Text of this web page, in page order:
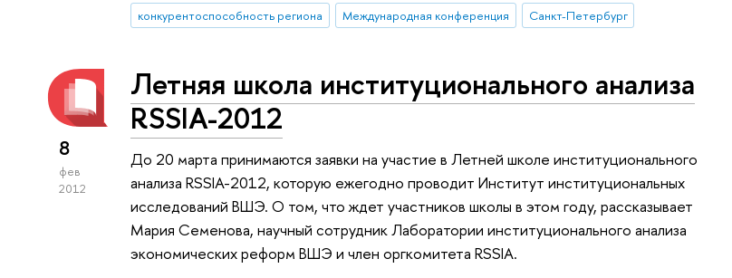
конкурентоспособность региона
Международная конференция Санкт-Петербург
8
фев
2012
Летняя школа институционального анализа
RSSIA-2012
До 20 марта принимаются заявки на участие в Летней школе институционального
анализа RSSIA-2012, которую ежегодно проводит Институт институциональных
исследований ВШЭ. О том, что ждет участников школы в этом году, рассказывает
Мария Семенова, научный сотрудник Лаборатории институционального анализа
экономических реформ ВШЭ и член оргкомитета RSSIA.